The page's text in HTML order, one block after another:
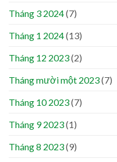
Tháng 3 2024(7)
Tháng 1 2024(13)
Tháng 12 2023(2)
Tháng mười một 2023(7)
Tháng 10 2023(7)
Tháng 9 2023(1)
Tháng 8 2023(9)